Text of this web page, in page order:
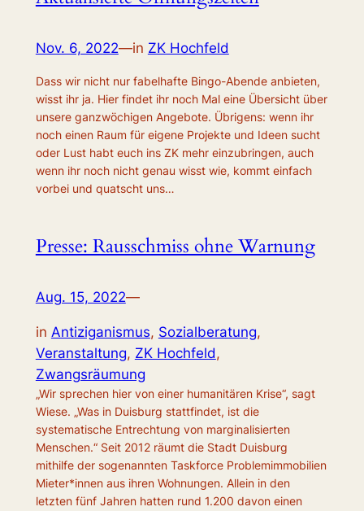
Nov. 6, 2022—in ZK Hochfeld
Dass wir nicht nur fabelhafte Bingo-Abende anbieten,
wisst ihr ja. Hier findet ihr noch Mal eine Übersicht über
unsere ganzwöchigen Angebote. Übrigens: wenn ihr
noch einen Raum für eigene Projekte und Ideen sucht
oder Lust habt euch ins ZK mehr einzubringen, auch
wenn ihr noch nicht genau wisst wie, kommt einfach
vorbei und quatscht uns…
Presse: Rausschmiss ohne Warnung
Aug. 15, 2022—
in Antiziganismus, Sozialberatung
Veranstaltung, ZK Hochfeld
Zwangsräumung
„Wir sprechen hier von einer humanitären Krise“, sagt
Wiese. „Was in Duisburg stattfindet, ist die
systematische Entrechtung von marginalisierten
Menschen.“ Seit 2012 räumt die Stadt Duisburg
mithilfe der sogenannten Taskforce Problemimmobilien
Mie­te­r*in­nen aus ihren Wohnungen. Allein in den
letzten fünf Jahren hatten rund 1.200 davon einen